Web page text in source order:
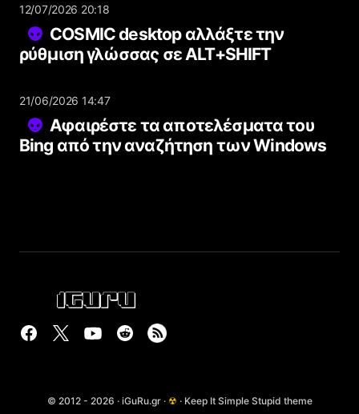
12/07/2026 20:18
COSMIC desktop αλλάξτε την
ρύθμιση γλώσσας σε ALT+SHIFT
21/06/2026 14:47
Αφαιρέστε τα αποτελέσματα του
Bing από την αναζήτηση των Windows
© 2012 - 2026 · iGuRu.gr · ☢ · Keep It Simple Stupid theme